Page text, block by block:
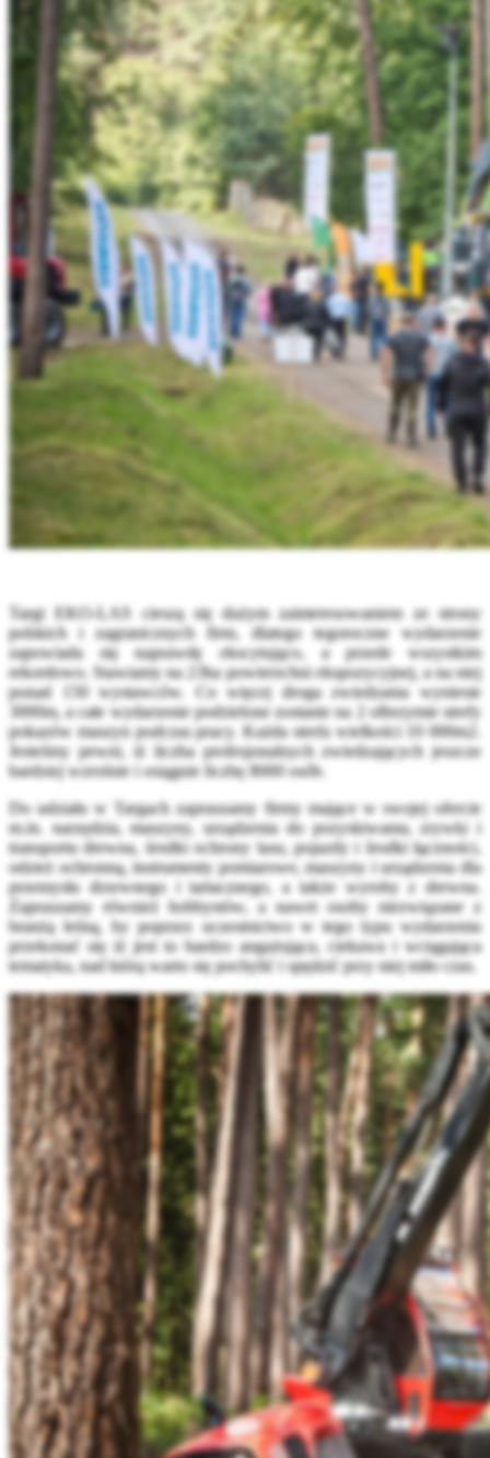
Targi EKO-LAS cieszą się dużym zainteresowaniem ze strony
polskich i zagranicznych firm, dlatego tegoroczne wydarzenie
zapowiada się naprawdę ekscytująco, a przede wszystkim
rekordowo. Stawiamy na 23ha powierzchni ekspozycyjnej, a na niej
ponad 150 wystawców. Co więcej droga zwiedzania wyniesie
3000m, a całe wydarzenie podzielone zostanie na 2 olbrzymie strefy
pokazów maszyn podczas pracy. Każda strefa wielkości 10 000m2.
Jesteśmy pewni, iż liczba profesjonalnych zwiedzających jeszcze
bardziej wzrośnie i osiągnie liczbę 8000 osób.
Do udziału w Targach zapraszamy firmy mające w swojej ofercie
m.in. narzędzia, maszyny, urządzenia do pozyskiwania, zrywki i
transportu drewna, środki ochrony lasu, pojazdy i środki łączności,
odzież ochronną, instrumenty pomiarowe, maszyny i urządzenia dla
przemysłu drzewnego i tartacznego, a także wyroby z drewna.
Zapraszamy również hobbystów, a nawet osoby niezwiązane z
branżą leśną, by poprzez uczestnictwo w tego typu wydarzeniu
przekonać się iż jest to bardzo angażująca, ciekawa i wciągająca
tematyka, nad którą warto się pochylić i spędzić przy niej miło czas.